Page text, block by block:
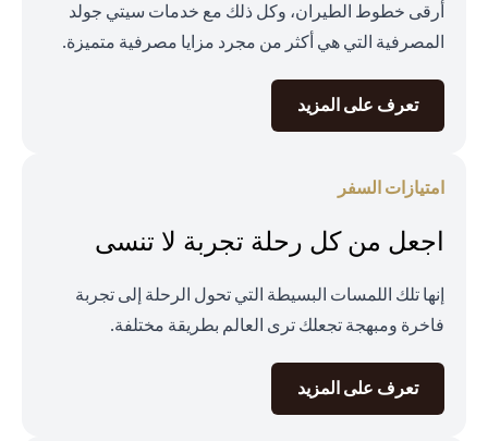
أرقى خطوط الطيران، وكل ذلك مع خدمات سيتي جولد
المصرفية التي هي أكثر من مجرد مزايا مصرفية متميزة.
تعرف على المزيد
امتيازات السفر
اجعل من كل رحلة تجربة لا تنسى
إنها تلك اللمسات البسيطة التي تحول الرحلة إلى تجربة
فاخرة ومبهجة تجعلك ترى العالم بطريقة مختلفة.
تعرف على المزيد